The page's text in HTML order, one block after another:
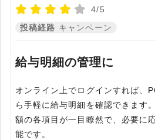
4/5
投稿経路 キャンペーン
給与明細の管理に
オンライン上でログインすれば、
ら手軽に給与明細を確認できます
額の各項目が一目瞭然で、必要に
能です。